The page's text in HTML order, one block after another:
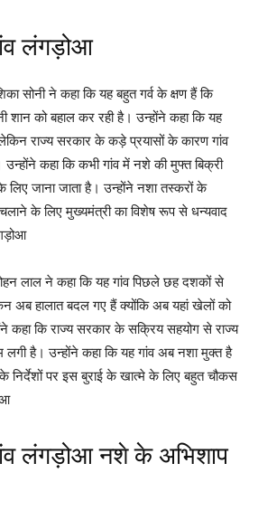
लंगड़ोआ
सोनी ने कहा कि यह बहुत गर्व के क्षण हैं कि
शान को बहाल कर रही है। उन्होंने कहा कि यह
राज्य सरकार के कड़े प्रयासों के कारण गांव
उन्होंने कहा कि कभी गांव में नशे की मुफ्त बिक्री
लिए जाना जाता है। उन्होंने नशा तस्करों के
के लिए मुख्यमंत्री का विशेष रूप से धन्यवाद
लाल ने कहा कि यह गांव पिछले छह दशकों से
अब हालात बदल गए हैं क्योंकि अब यहां खेलों को
कहा कि राज्य सरकार के सक्रिय सहयोग से राज्य
लगी है। उन्होंने कहा कि यह गांव अब नशा मुक्त है
निर्देशों पर इस बुराई के खात्मे के लिए बहुत चौकस
लंगड़ोआ नशे के अभिशाप